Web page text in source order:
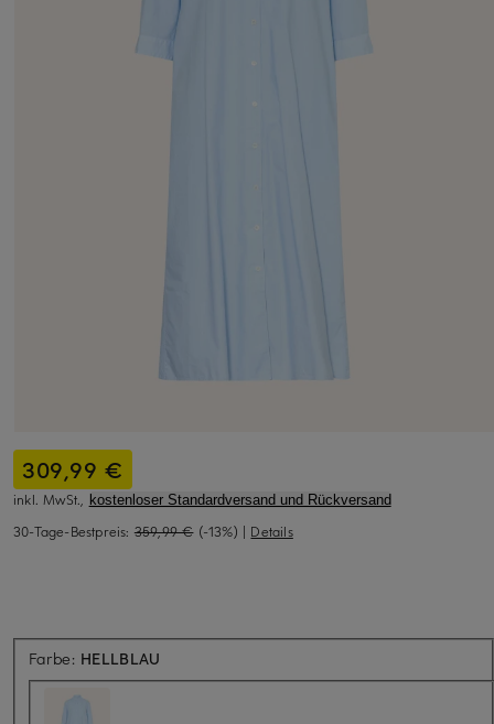
309,99 €
inkl. MwSt., kostenloser Standardversand und Rückversand
30-Tage-Bestpreis: 359,99 € (-13%) | Details
Farbe: HELLBLAU